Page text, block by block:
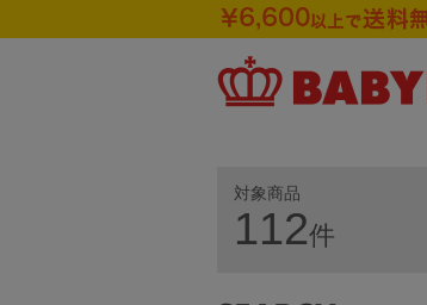
対象商品
112件